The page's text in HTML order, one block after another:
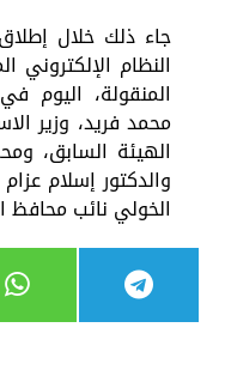
جاء ذلك خلال إطلاق
النظام
المنقولة، اليوم
محمد فريد، وزير
الهيئة السابق،
والدكتور إسلام
الخولي نائب محافظ